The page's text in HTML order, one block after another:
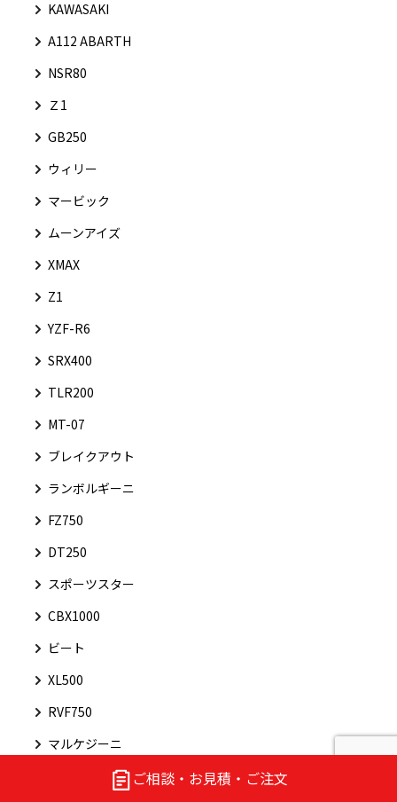
ご相談・お見積・ご注文
KAWASAKI
A112 ABARTH
NSR80
Ｚ1
GB250
ウィリー
マービック
ムーンアイズ
XMAX
Z1
YZF-R6
SRX400
TLR200
MT-07
ブレイクアウト
ランボルギーニ
FZ750
DT250
スポーツスター
CBX1000
ビート
XL500
RVF750
マルケジーニ
東洋スチール